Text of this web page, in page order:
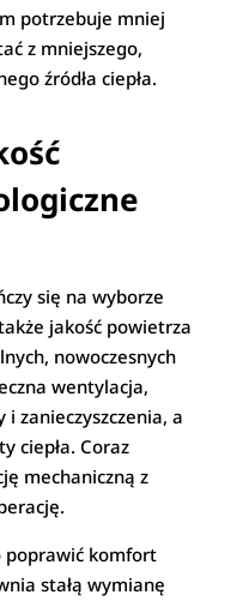
potrzebuje mniej
z mniejszego,
źródła ciepła.
się na wyborze
jakość powietrza
nowoczesnych
wentylacja,
zanieczyszczenia, a
ciepła. Coraz
mechaniczną z
poprawić komfort
stałą wymianę